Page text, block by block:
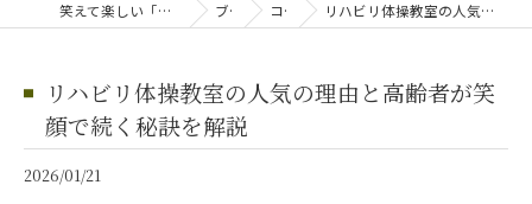
笑えて楽しい「笑える介護予防体操教室」 ブログ コラム リハビリ体操教室の人気の理由と高齢者が笑顔で続く秘訣を解説
リハビリ体操教室の人気の理由と高齢者が笑
顔で続く秘訣を解説
2026/01/21